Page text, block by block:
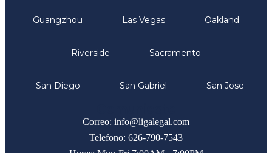
Guangzhou Las Vegas Oakland
Riverside Sacramento
San Diego San Gabriel San Jose
Correo: info@ligalegal.com
Telefono: 626-790-7543